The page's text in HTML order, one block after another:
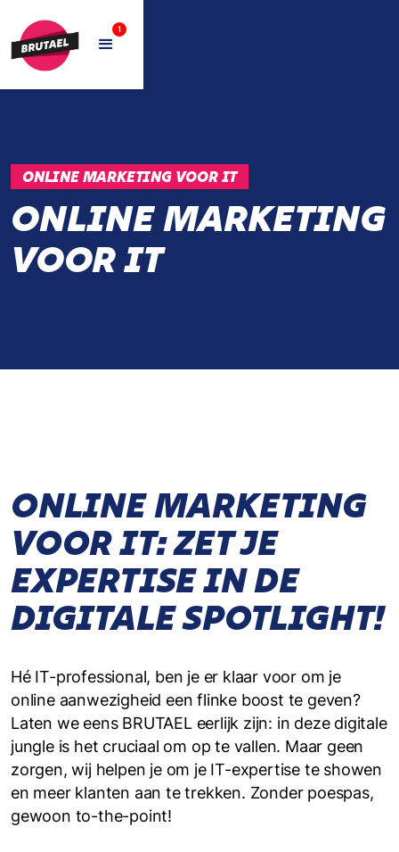
1
ONLINE MARKETING VOOR IT
ONLINE MARKETING
VOOR IT
ONLINE MARKETING
VOOR IT: ZET JE
EXPERTISE IN DE
DIGITALE SPOTLIGHT!
Hé IT-professional, ben je er klaar voor om je
online aanwezigheid een flinke boost te geven?
Laten we eens BRUTAEL eerlijk zijn: in deze digitale
jungle is het cruciaal om op te vallen. Maar geen
zorgen, wij helpen je om je IT-expertise te showen
en meer klanten aan te trekken. Zonder poespas,
gewoon to-the-point!